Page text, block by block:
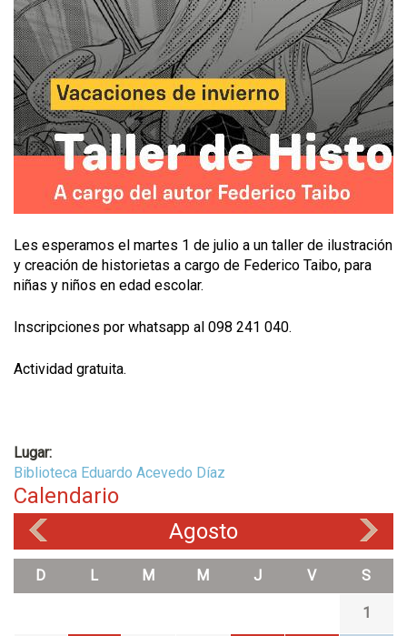
Les esperamos el martes 1 de julio a un taller de ilustración
y creación de historietas a cargo de Federico Taibo, para
niñas y niños en edad escolar.
Inscripciones por whatsapp al 098 241 040.
Actividad gratuita.
Lugar:
Biblioteca Eduardo Acevedo Díaz
Calendario
Agosto
D L M M J V S
1